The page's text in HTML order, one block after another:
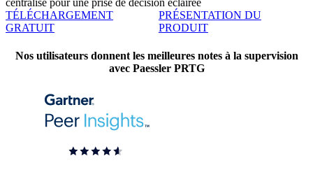
centralisé pour une prise de décision éclairée
TÉLÉCHARGEMENT
GRATUIT
PRÉSENTATION DU
PRODUIT
Nos utilisateurs donnent les meilleures notes à la supervision
avec Paessler PRTG